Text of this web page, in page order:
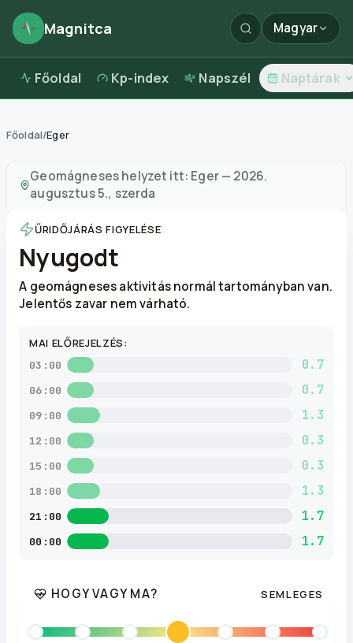
Magnitca Magyar
Főoldal Kp-index Napszél Naptárak
Főoldal/Eger
Geomágneses helyzet itt: Eger— 2026.
augusztus 5., szerda
ŰRIDŐJÁRÁS FIGYELÉSE
Nyugodt
A geomágneses aktivitás normál tartományban van.
Jelentős zavar nem várható.
MAI ELŐREJELZÉS:
03:00 0.7
06:00 0.7
09:00 1.3
12:00 0.3
15:00 0.3
18:00 1.3
21:00 1.7
00:00 1.7
HOGY VAGY MA? SEMLEGES